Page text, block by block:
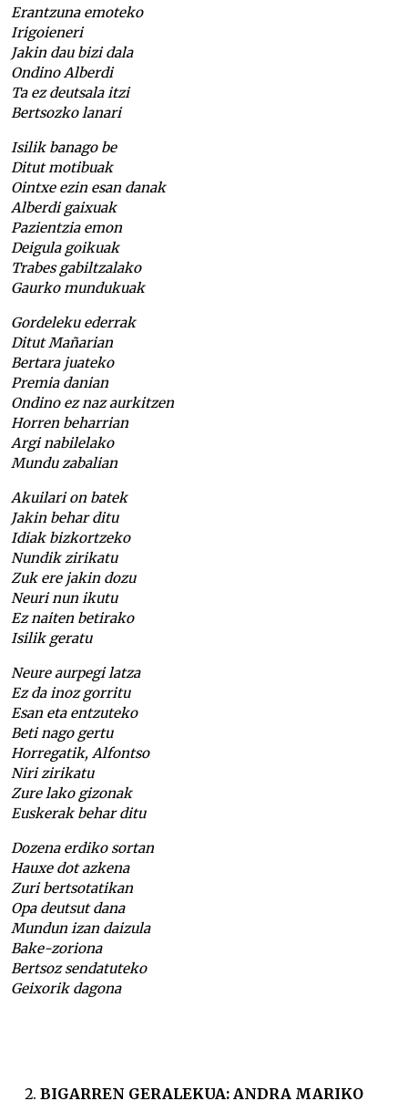
Erantzuna emoteko
Irigoieneri
Jakin dau bizi dala
Ondino Alberdi
Ta ez deutsala itzi
Bertsozko lanari
Isilik banago be
Ditut motibuak
Ointxe ezin esan danak
Alberdi gaixuak
Pazientzia emon
Deigula goikuak
Trabes gabiltzalako
Gaurko mundukuak
Gordeleku ederrak
Ditut Mañarian
Bertara juateko
Premia danian
Ondino ez naz aurkitzen
Horren beharrian
Argi nabilelako
Mundu zabalian
Akuilari on batek
Jakin behar ditu
Idiak bizkortzeko
Nundik zirikatu
Zuk ere jakin dozu
Neuri nun ikutu
Ez naiten betirako
Isilik geratu
Neure aurpegi latza
Ez da inoz gorritu
Esan eta entzuteko
Beti nago gertu
Horregatik, Alfontso
Niri zirikatu
Zure lako gizonak
Euskerak behar ditu
Dozena erdiko sortan
Hauxe dot azkena
Zuri bertsotatikan
Opa deutsut dana
Mundun izan daizula
Bake-zoriona
Bertsoz sendatuteko
Geixorik dagona
BIGARREN GERALEKUA: ANDRA MARIKO